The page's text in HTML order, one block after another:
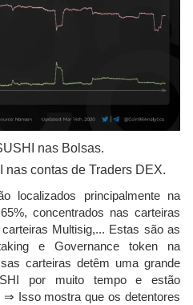
nas Bolsas.
nas contas de Traders DEX.
localizados principalmente na
concentrados nas carteiras
Multisig,... Estas são as
e Governance token na
carteiras detêm uma grande
por muito tempo e estão
⇒ Isso mostra que os detentores